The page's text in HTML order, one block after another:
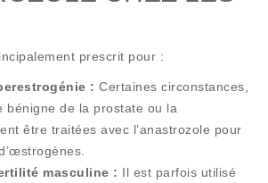
prescrit pour :
: Certaines circonstances,
bénigne de la prostate ou la
être traitées avec l’anastrozole pour
masculine : Il est parfois utilisé